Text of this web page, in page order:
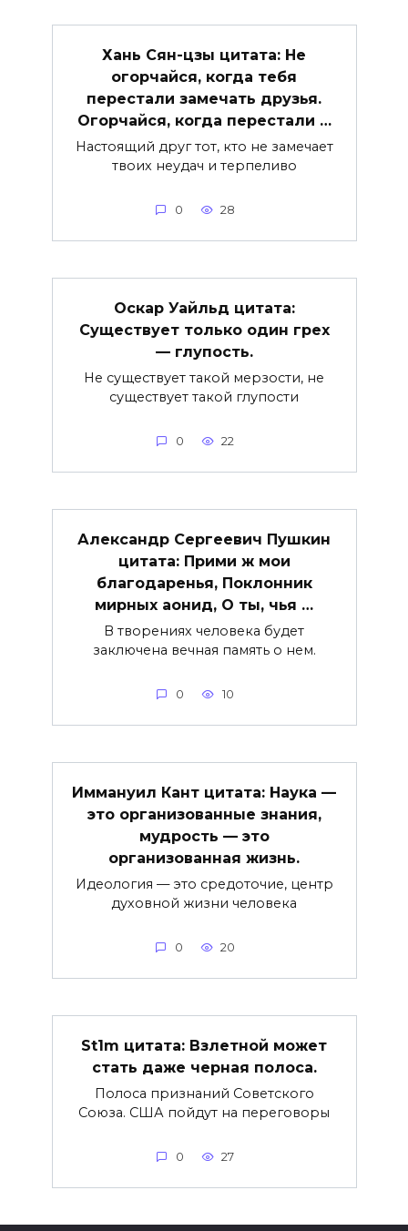
Хань Сян-цзы цитата: Не
огорчайся, когда тебя
перестали замечать друзья.
Огорчайся, когда перестали …
Настоящий друг тот, кто не замечает
твоих неудач и терпеливо
0 28
Оскар Уайльд цитата:
Существует только один грех
— глупость.
Не существует такой мерзости, не
существует такой глупости
0 22
Александр Сергеевич Пушкин
цитата: Прими ж мои
благодаренья, Поклонник
мирных аонид, О ты, чья …
В творениях человека будет
заключена вечная память о нем.
0 10
Иммануил Кант цитата: Наука —
это организованные знания,
мудрость — это
организованная жизнь.
Идеология — это средоточие, центр
духовной жизни человека
0 20
St1m цитата: Взлетной может
стать даже черная полоса.
Полоса признаний Советского
Союза. США пойдут на переговоры
0 27